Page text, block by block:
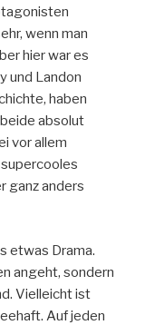
wenn man
hier war es
und Landon
haben
absolut
vor allem
ganz anders
etwas Drama.
angeht, sondern
Vielleicht ist
Auf jeden